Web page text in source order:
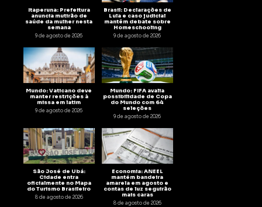
Itaperuna: Prefeitura
anuncia mutirão de
saúde da mulher nesta
semana
9 de agosto de 2026
Brasil: Declarações de
Lula e caso judicial
mantêm debate sobre
Homeschooling
9 de agosto de 2026
Mundo: Vaticano deve
manter restrições à
missa em latim
9 de agosto de 2026
Mundo: FIFA avalia
possibilidade de Copa
do Mundo com 64
seleções
9 de agosto de 2026
São José de Ubá:
Cidade entra
oficialmente no Mapa
do Turismo Brasileiro
8 de agosto de 2026
Economia: ANEEL
mantém bandeira
amarela em agosto e
contas de luz seguirão
mais caras
8 de agosto de 2026